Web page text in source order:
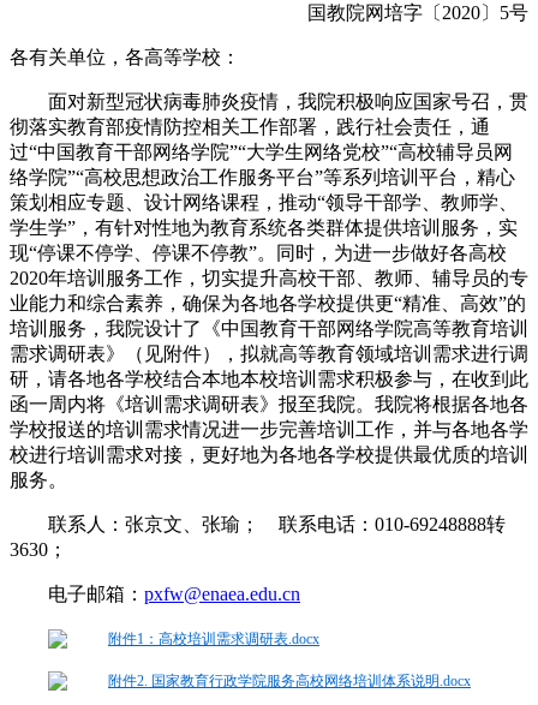
国教院网培字〔2020〕5号
各有关单位，各高等学校：
面对新型冠状病毒肺炎疫情，我院积极响应国家号召，贯
彻落实教育部疫情防控相关工作部署，践行社会责任，通
过“中国教育干部网络学院”“大学生网络党校”“高校辅导员网
络学院”“高校思想政治工作服务平台”等系列培训平台，精心
策划相应专题、设计网络课程，推动“领导干部学、教师学、
学生学”，有针对性地为教育系统各类群体提供培训服务，实
现“停课不停学、停课不停教”。同时，为进一步做好各高校
2020年培训服务工作，切实提升高校干部、教师、辅导员的专
业能力和综合素养，确保为各地各学校提供更“精准、高效”的
培训服务，我院设计了《中国教育干部网络学院高等教育培训
需求调研表》（见附件），拟就高等教育领域培训需求进行调
研，请各地各学校结合本地本校培训需求积极参与，在收到此
函一周内将《培训需求调研表》报至我院。我院将根据各地各
学校报送的培训需求情况进一步完善培训工作，并与各地各学
校进行培训需求对接，更好地为各地各学校提供最优质的培训
服务。
联系人：张京文、张瑜； 联系电话：010-69248888转
3630；
电子邮箱： pxfw@enaea.edu.cn
附件1：高校培训需求调研表.docx
附件2. 国家教育行政学院服务高校网络培训体系说明.docx